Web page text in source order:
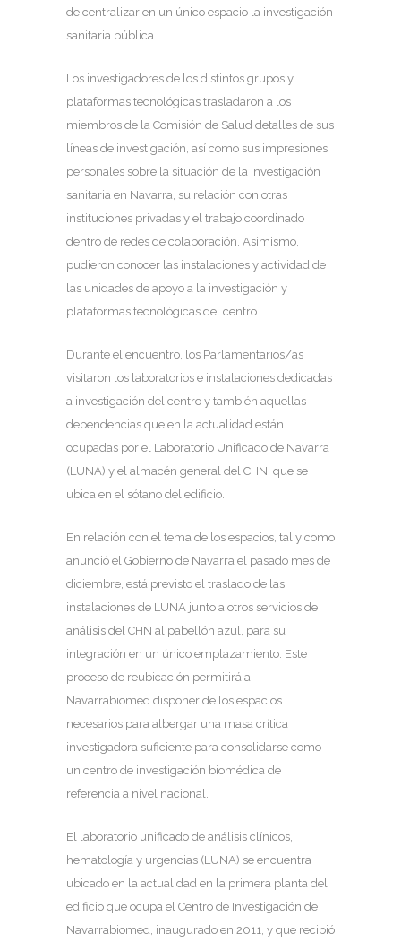
de centralizar en un único espacio la investigación
sanitaria pública.
Los investigadores de los distintos grupos y
plataformas tecnológicas trasladaron a los
miembros de la Comisión de Salud detalles de sus
líneas de investigación, así como sus impresiones
personales sobre la situación de la investigación
sanitaria en Navarra, su relación con otras
instituciones privadas y el trabajo coordinado
dentro de redes de colaboración. Asimismo,
pudieron conocer las instalaciones y actividad de
las unidades de apoyo a la investigación y
plataformas tecnológicas del centro.
Durante el encuentro, los Parlamentarios/as
visitaron los laboratorios e instalaciones dedicadas
a investigación del centro y también aquellas
dependencias que en la actualidad están
ocupadas por el Laboratorio Unificado de Navarra
(LUNA) y el almacén general del CHN, que se
ubica en el sótano del edificio.
En relación con el tema de los espacios, tal y como
anunció el Gobierno de Navarra el pasado mes de
diciembre, está previsto el traslado de las
instalaciones de LUNA junto a otros servicios de
análisis del CHN al pabellón azul, para su
integración en un único emplazamiento. Este
proceso de reubicación permitirá a
Navarrabiomed disponer de los espacios
necesarios para albergar una masa crítica
investigadora suficiente para consolidarse como
un centro de investigación biomédica de
referencia a nivel nacional.
El laboratorio unificado de análisis clínicos,
hematología y urgencias (LUNA) se encuentra
ubicado en la actualidad en la primera planta del
edificio que ocupa el Centro de Investigación de
Navarrabiomed, inaugurado en 2011, y que recibió